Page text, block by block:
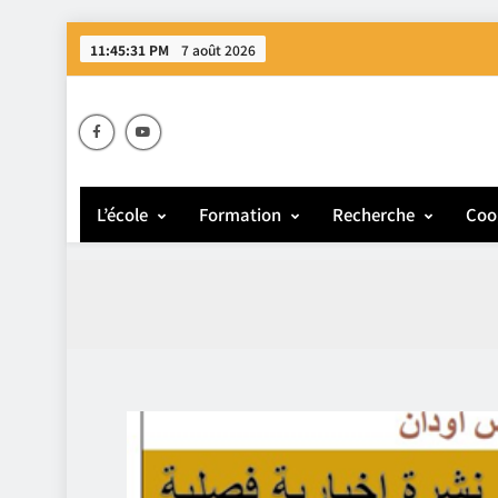
11:45:31 PM 7 août 2026
L’école Formation Recherche